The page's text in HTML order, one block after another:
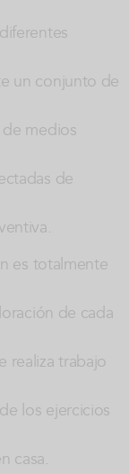
un conjunto de
medios
de
es totalmente
de cada
realiza trabajo
los ejercicios
casa.